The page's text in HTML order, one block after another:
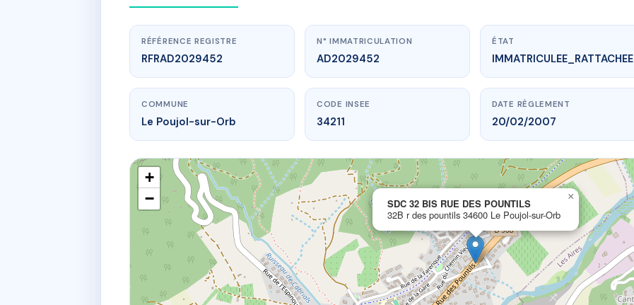
www.vme.plus/AD2029452
SDC 32 BIS RUE DES POUNTILS
32B r des pountils34600 Le Poujol-sur-Orb
RÉFÉRENCE REGISTRE
RFRAD2029452
N° IMMATRICULATION
AD2029452
ÉTAT
IMMATRICULEE_RATTACHEE
COMMUNE
Le Poujol-sur-Orb
CODE INSEE
34211
DATE RÈGLEMENT
20/02/2007
SDC 32 BIS RUE DES POUNTILS
32B r des pountils 34600 Le Poujol-sur-Orb
×
+
−